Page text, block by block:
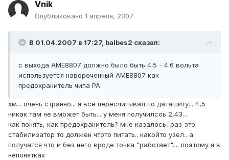
Vnik
Опубликовано 1 апреля, 2007
В 01.04.2007 в 17:27, balbes2 сказал:
с выхода АМЕ8807 должно было быть 4.5 - 4.6 вольта
используется навороченный АМЕ8807 как
предохранитель чипа PA
хм... очень странно... я всё пересчитывал по даташиту... 4,5
никак там не вможет быть... у меня получилсоь 2,43...
как понять, как предохранитель? мне казалось, раз это
стабилизатор то должен чтото питать.. какойто узел.. а
получатся что и без него вроде точка "работает".... поэтому я в
непонятках